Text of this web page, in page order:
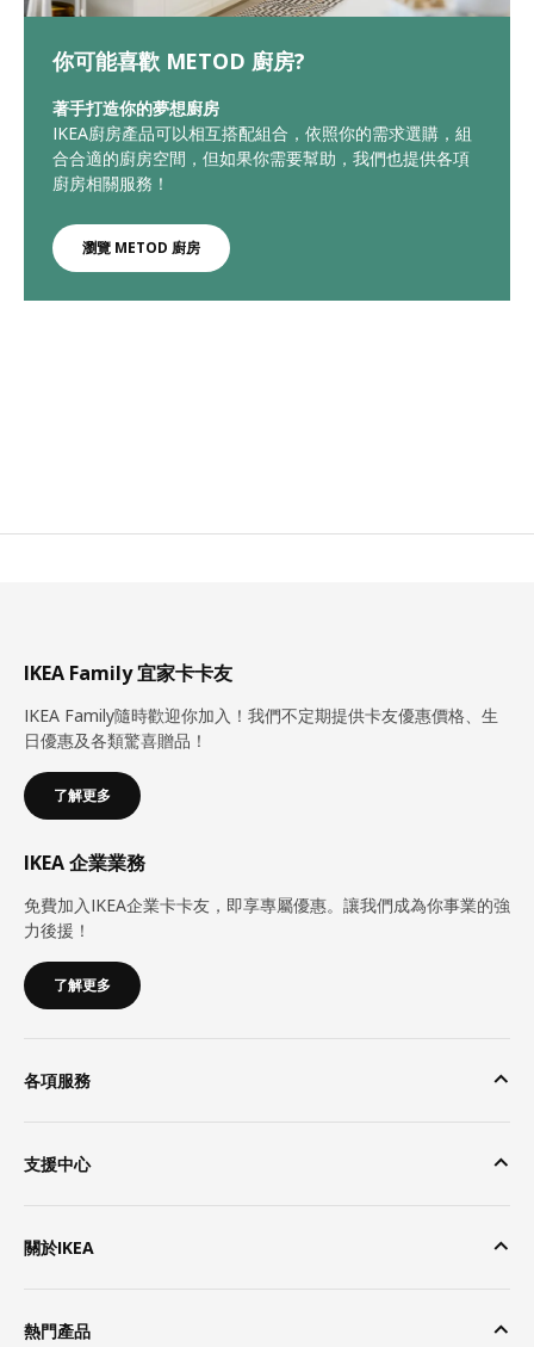
你可能喜歡 METOD 廚房?
著手打造你的夢想廚房
IKEA廚房產品可以相互搭配組合，依照你的需求選購，組
合合適的廚房空間，但如果你需要幫助，我們也提供各項
廚房相關服務！
瀏覽 METOD 廚房
IKEA Family 宜家卡卡友
IKEA Family隨時歡迎你加入！我們不定期提供卡友優惠價格、生
日優惠及各類驚喜贈品！
了解更多
IKEA 企業業務
免費加入IKEA企業卡卡友，即享專屬優惠。讓我們成為你事業的強
力後援！
了解更多
各項服務
支援中心
關於IKEA
熱門產品